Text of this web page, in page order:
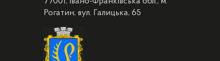
Рогатин, вул. Галицька, 65